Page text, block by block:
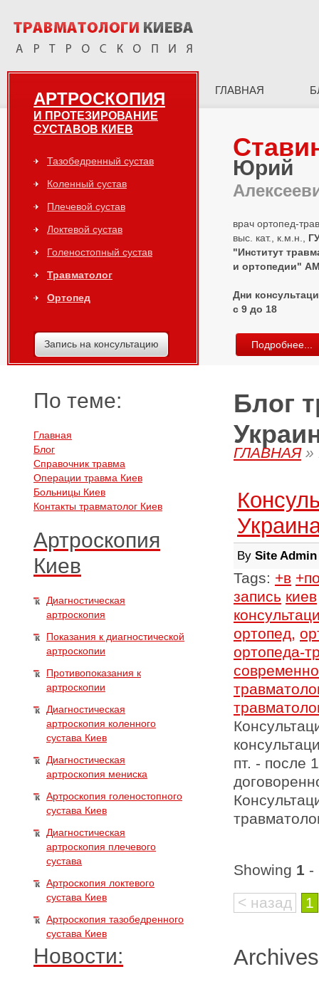
ГЛАВНАЯ
АРТРОСКОПИЯ
И ПРОТЕЗИРОВАНИЕ
СУСТАВОВ КИЕВ
Тазобедренный сустав
Коленный сустав
Плечевой сустав
Локтевой сустав
Голеностопный сустав
Травматолог
Ортопед
Запись на консультацию
Юрий
врач ортопед-
выс. кат., к.м.н.,
"Институт
и ортопедии"
Дни
с 9 до 18
Подробнее...
По теме:
Главная
Блог
Справочник травма
Операции травма Киев
Больницы Киев
Контакты травматолог Киев
Артроскопия
Киев
Диагностическая
артроскопия
Показания к диагностической
артроскопии
Противопоказания к
артроскопии
Диагностическая
артроскопия коленного
сустава Киев
Диагностическая
артроскопия мениска
Артроскопия голеностопного
сустава Киев
Диагностическая
артроскопия плечевого
сустава
Артроскопия локтевого
сустава Киев
Артроскопия тазобедренного
сустава Киев
Новости:
Блог
ГЛАВНАЯ»
By Site Admin
Tags: +в
запись киев
ортопед,
ортопеда-
пт. - после
Showing 1 -
< назад
1
Archives